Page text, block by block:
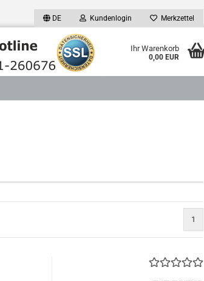
DE Kundenlogin Merkzettel
Ihr Warenkorb
0,00 EUR
1